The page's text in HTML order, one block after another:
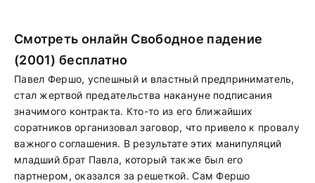
Смотреть онлайн Свободное падение
(2001) бесплатно
Павел Фершо, успешный и властный предприниматель,
стал жертвой предательства накануне подписания
значимого контракта. Кто-то из его ближайших
соратников организовал заговор, что привело к провалу
важного соглашения. В результате этих манипуляций
младший брат Павла, который также был его
партнером, оказался за решеткой. Сам Фершо